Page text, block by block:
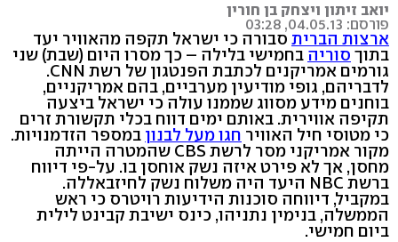
יואב זיתון ויצחק בן חורין
פורסם: 04.05.13, 03:28
ארצות הברית סבורה כי ישראל תקפה מהאוויר יעד
בתוך סוריה בחמישי בלילה – כך מסרו היום (שבת) שני
גורמים אמריקנים לכתבת הפנטגון של רשת CNN.
לדבריהם, גופי מודיעין מערביים, בהם אמריקניים,
בוחנים מידע מסווג שממנו עולה כי ישראל ביצעה
תקיפה אווירית. באותם ימים דווח בכלי תקשורת זרים
כי מטוסי חיל האוויר חגו מעל לבנון במספר הזדמנויות.
מקור אמריקני מסר לרשת CBS שהמטרה הייתה
מחסן, אך לא פירט איזה נשק אוחסן בו. על-פי דיווח
ברשת NBC היעד היה משלוח נשק לחיזבאללה.
במקביל, דיווחה סוכנות הידיעות רויטרס כי ראש
הממשלה, בנימין נתניהו, כינס ישיבת קבינט לילית
ביום חמישי.